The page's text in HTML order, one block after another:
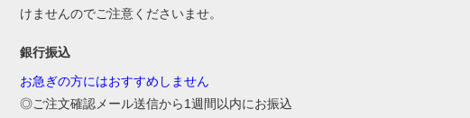
けませんのでご注意くださいませ。
銀行振込
お急ぎの方にはおすすめしません
◎ご注文確認メール送信から1週間以内にお振込